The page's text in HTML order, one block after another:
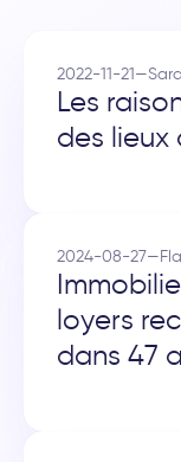
2022-11-21—
Les
des lieux
2024-08-27—
loyers
dans 47